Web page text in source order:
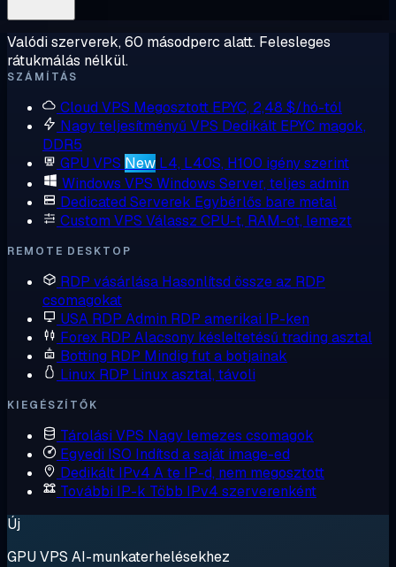
Valódi szerverek, 60 másodperc alatt. Felesleges
rátukmálás nélkül.
SZÁMÍTÁS
Cloud VPS Megosztott EPYC, 2,48 $/hó-tól
Nagy teljesítményű VPS Dedikált EPYC magok,
DDR5
GPU VPS New L4, L40S, H100 igény szerint
Windows VPS Windows Server, teljes admin
Dedicated Serverek Egybérlős bare metal
Custom VPS Válassz CPU-t, RAM-ot, lemezt
REMOTE DESKTOP
RDP vásárlása Hasonlítsd össze az RDP
csomagokat
USA RDP Admin RDP amerikai IP-ken
Forex RDP Alacsony késleltetésű trading asztal
Botting RDP Mindig fut a botjainak
Linux RDP Linux asztal, távoli
KIEGÉSZÍTŐK
Tárolási VPS Nagy lemezes csomagok
Egyedi ISO Indítsd a saját image-ed
Dedikált IPv4 A te IP-d, nem megosztott
További IP-k Több IPv4 szerverenként
Új
GPU VPS AI-munkaterhelésekhez